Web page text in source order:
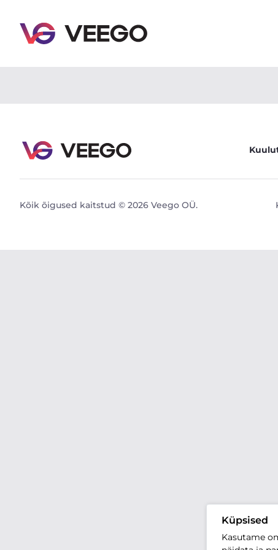
Küpsised
Kasutame
Kõik õigused kaitstud © 2026 Veego OÜ.